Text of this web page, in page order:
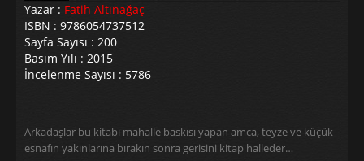
Yazar : Fatih Altınağaç
ISBN : 9786054737512
Sayfa Sayısı : 200
Basım Yılı : 2015
İncelenme Sayısı : 5786
Arkadaşlar bu kitabı mahalle baskısı yapan amca, teyze ve küçük
esnafın yakınlarına bırakın sonra gerisini kitap halleder…